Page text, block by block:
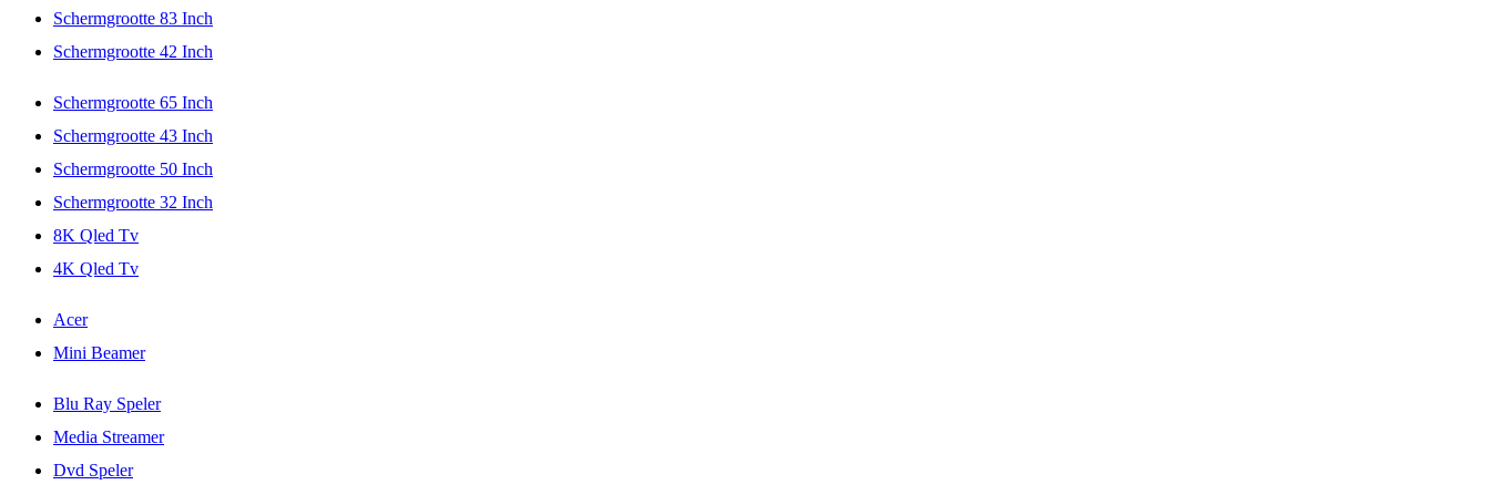
Schermgrootte 83 Inch
Schermgrootte 42 Inch
Schermgrootte 65 Inch
Schermgrootte 43 Inch
Schermgrootte 50 Inch
Schermgrootte 32 Inch
8K Qled Tv
4K Qled Tv
Acer
Mini Beamer
Blu Ray Speler
Media Streamer
Dvd Speler